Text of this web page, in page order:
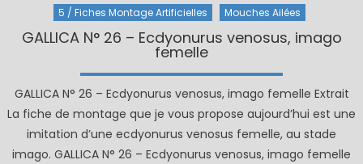
5 / Fiches Montage Artificielles Mouches Ailées
GALLICA N° 26 – Ecdyonurus venosus, imago
femelle
GALLICA N° 26 – Ecdyonurus venosus, imago femelle Extrait
La fiche de montage que je vous propose aujourd’hui est une
imitation d’une ecdyonurus venosus femelle, au stade
imago. GALLICA N° 26 – Ecdyonurus venosus, imago femelle